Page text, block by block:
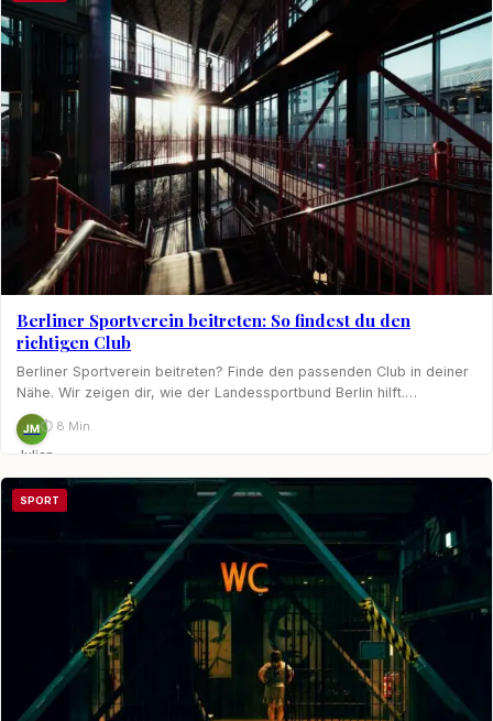
Berliner Sportverein beitreten: So findest du den
richtigen Club
Berliner Sportverein beitreten? Finde den passenden Club in deiner
Nähe. Wir zeigen dir, wie der Landessportbund Berlin hilft.…
JM
Julian
Möhring
⏱ 8 Min.
SPORT